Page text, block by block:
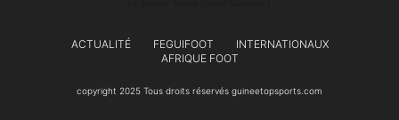
ACTUALITÉ FEGUIFOOT
INTERNATIONAUX
AFRIQUE FOOT
copyright 2025 Tous droits réservés guineetopsports.com